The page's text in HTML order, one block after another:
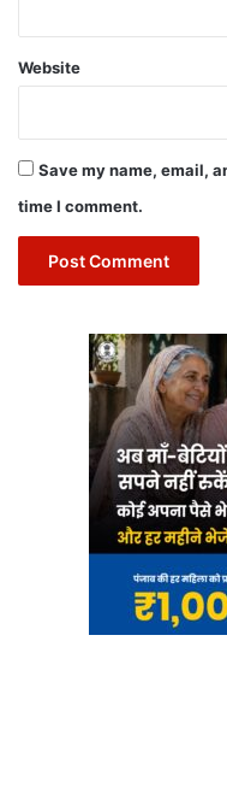
Website
Save my name, email,
time I comment.